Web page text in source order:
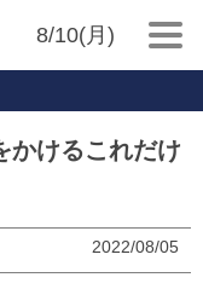
8/10(月)
かけるこれだけ
2022/08/05